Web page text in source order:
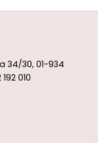
34/30, 01-934
010